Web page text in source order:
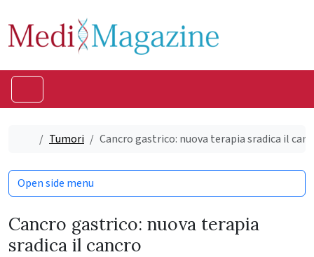
HomeTumori Cancro gastrico: nuova terapia sradica il
Cancro gastrico: nuova terapia
sradica il cancro
Open side menu